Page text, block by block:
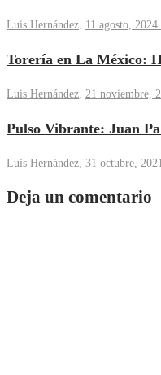
Luis Hernández, 11 agosto, 2024
Torería en La México:
Luis Hernández, 21 noviembre,
Pulso Vibrante: Juan
Luis Hernández, 31 octubre,
Deja un comentario